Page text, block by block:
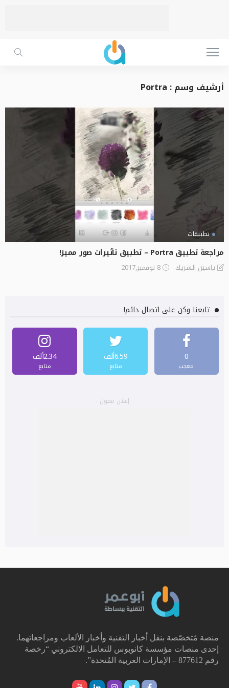
أرشيف وسم : Portra
تطبيقات
مراجعة تطبيق Portra – تطبيق تأثيرات صور مميز!
ياسين الشريك 8 نوفمبر,2017
تابعنا وكن على اتصال دائم!
0
معجب
6.59ألف
متابع
2.34ألف
متابع
- إعلان ممول -
منصة مُتخصّصة بنقل أخبار التقنية وأخبار الألعاب ومراجعاتهما.
إحدى منصات مؤسسة كانوبوس للتعامل الالكتروني “رخصة
رقم 877612 – الإمارات العربية المُتحدة”.